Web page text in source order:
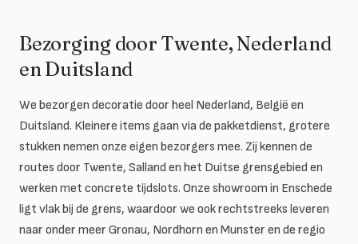
Bezorging door Twente, Nederland
en Duitsland
We bezorgen decoratie door heel Nederland, België en
Duitsland. Kleinere items gaan via de pakketdienst, grotere
stukken nemen onze eigen bezorgers mee. Zij kennen de
routes door Twente, Salland en het Duitse grensgebied en
werken met concrete tijdslots. Onze showroom in Enschede
ligt vlak bij de grens, waardoor we ook rechtstreeks leveren
naar onder meer Gronau, Nordhorn en Munster en de regio